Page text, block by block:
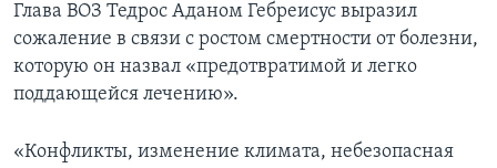
Глава ВОЗ Тедрос Аданом Гебреисус выразил
сожаление в связи с ростом смертности от болезни,
которую он назвал «предотвратимой и легко
поддающейся лечению».
«Конфликты, изменение климата, небезопасная